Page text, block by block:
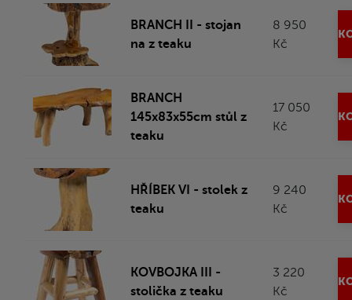
BRANCH II - stojan
na z teaku
8 950
Kč
BRANCH
145x83x55cm stůl z
teaku
17 050
Kč
HŘÍBEK VI - stolek z
teaku
9 240
Kč
KOVBOJKA III -
stolička z teaku
3 220
Kč